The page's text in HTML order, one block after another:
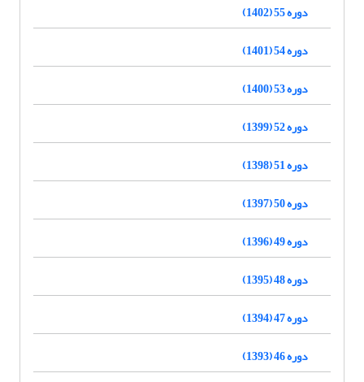
دوره 55 (1402)
دوره 54 (1401)
دوره 53 (1400)
دوره 52 (1399)
دوره 51 (1398)
دوره 50 (1397)
دوره 49 (1396)
دوره 48 (1395)
دوره 47 (1394)
دوره 46 (1393)